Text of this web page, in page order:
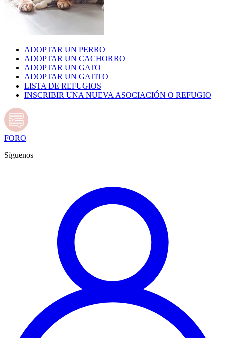
ADOPTAR UN PERRO
ADOPTAR UN CACHORRO
ADOPTAR UN GATO
ADOPTAR UN GATITO
LISTA DE REFUGIOS
INSCRIBIR UNA NUEVA ASOCIACIÓN O REFUGIO
FORO
Síguenos